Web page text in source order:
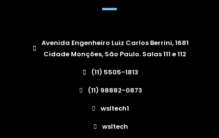
Avenida Engenheiro Luiz Carlos Berrini, 1681
Cidade Monções, São Paulo. Salas 111 e 112
(11) 5505-1813
(11) 98882-0873
wsltech1
wsltech